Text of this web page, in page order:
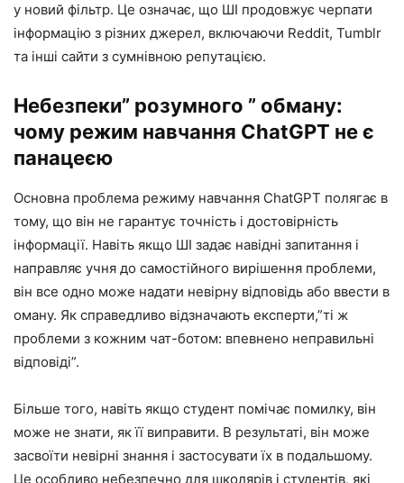
у новий фільтр. Це означає, що ШІ продовжує черпати
інформацію з різних джерел, включаючи Reddit, Tumblr
та інші сайти з сумнівною репутацією.
Небезпеки” розумного ” обману:
чому режим навчання ChatGPT не є
панацеєю
Основна проблема режиму навчання ChatGPT полягає в
тому, що він не гарантує точність і достовірність
інформації. Навіть якщо ШІ задає навідні запитання і
направляє учня до самостійного вирішення проблеми,
він все одно може надати невірну відповідь або ввести в
оману. Як справедливо відзначають експерти,”ті ж
проблеми з кожним чат-ботом: впевнено неправильні
відповіді”.
Більше того, навіть якщо студент помічає помилку, він
може не знати, як її виправити. В результаті, він може
засвоїти невірні знання і застосувати їх в подальшому.
Це особливо небезпечно для школярів і студентів, які